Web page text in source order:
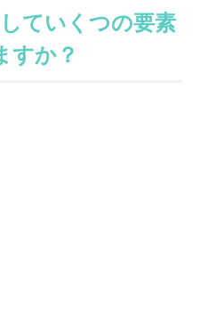
ていくつの要素
すか？